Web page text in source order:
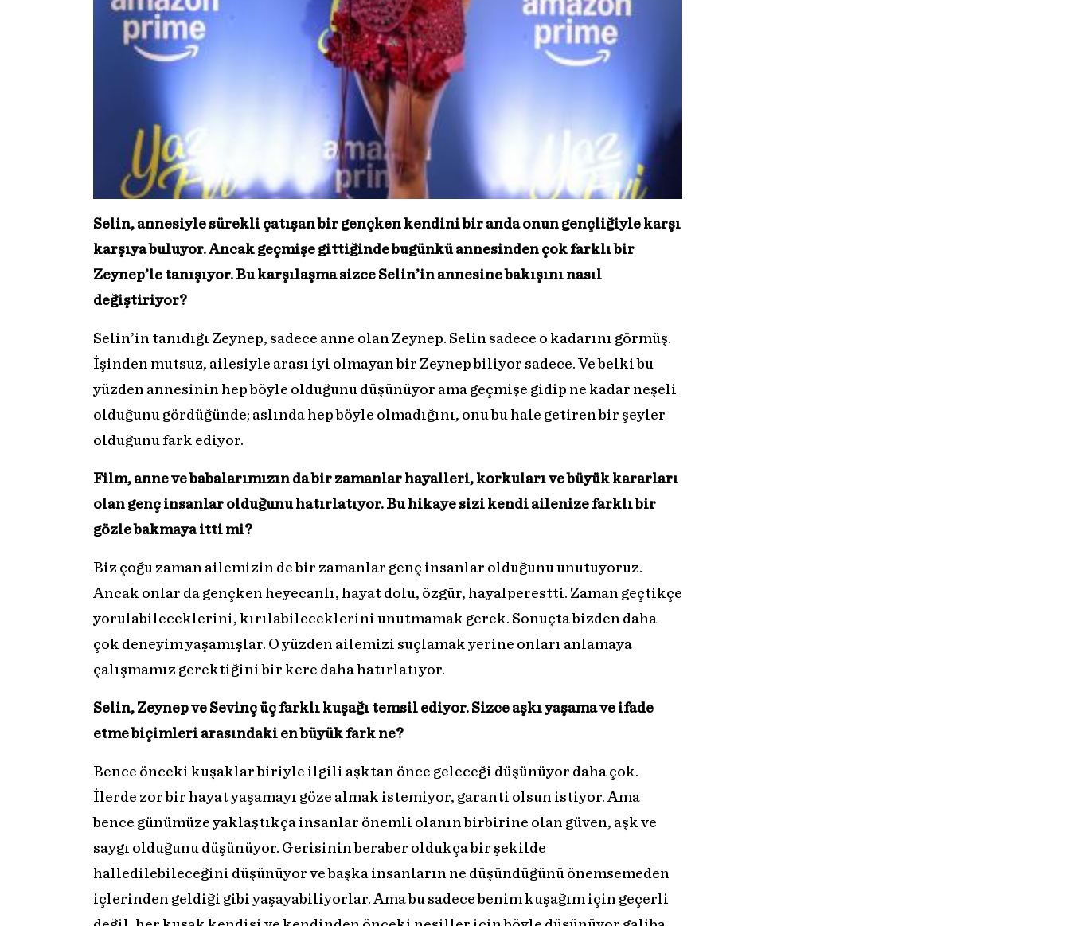
Selin, annesiyle sürekli çatışan bir gençken kendini bir anda onun gençliğiyle karşı
karşıya buluyor. Ancak geçmişe gittiğinde bugünkü annesinden çok farklı bir
Zeynep’le tanışıyor. Bu karşılaşma sizce Selin’in annesine bakışını nasıl
değiştiriyor?
Selin’in tanıdığı Zeynep, sadece anne olan Zeynep. Selin sadece o kadarını görmüş.
İşinden mutsuz, ailesiyle arası iyi olmayan bir Zeynep biliyor sadece. Ve belki bu
yüzden annesinin hep böyle olduğunu düşünüyor ama geçmişe gidip ne kadar neşeli
olduğunu gördüğünde; aslında hep böyle olmadığını, onu bu hale getiren bir şeyler
olduğunu fark ediyor.
Film, anne ve babalarımızın da bir zamanlar hayalleri, korkuları ve büyük kararları
olan genç insanlar olduğunu hatırlatıyor. Bu hikaye sizi kendi ailenize farklı bir
gözle bakmaya itti mi?
Biz çoğu zaman ailemizin de bir zamanlar genç insanlar olduğunu unutuyoruz.
Ancak onlar da gençken heyecanlı, hayat dolu, özgür, hayalperestti. Zaman geçtikçe
yorulabileceklerini, kırılabileceklerini unutmamak gerek. Sonuçta bizden daha
çok deneyim yaşamışlar. O yüzden ailemizi suçlamak yerine onları anlamaya
çalışmamız gerektiğini bir kere daha hatırlatıyor.
Selin, Zeynep ve Sevinç üç farklı kuşağı temsil ediyor. Sizce aşkı yaşama ve ifade
etme biçimleri arasındaki en büyük fark ne?
Bence önceki kuşaklar biriyle ilgili aşktan önce geleceği düşünüyor daha çok.
İlerde zor bir hayat yaşamayı göze almak istemiyor, garanti olsun istiyor. Ama
bence günümüze yaklaştıkça insanlar önemli olanın birbirine olan güven, aşk ve
saygı olduğunu düşünüyor. Gerisinin beraber oldukça bir şekilde
halledilebileceğini düşünüyor ve başka insanların ne düşündüğünü önemsemeden
içlerinden geldiği gibi yaşayabiliyorlar. Ama bu sadece benim kuşağım için geçerli